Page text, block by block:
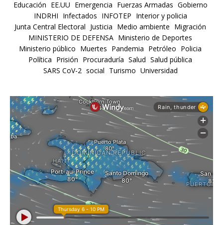
Educación EE.UU Emergencia Fuerzas Armadas Gobierno
INDRHI Infectados INFOTEP Interior y policia
Junta Central Electoral Justicia Medio ambiente Migración
MINISTERIO DE DEFENSA Ministerio de Deportes
Ministerio público Muertes Pandemia Petróleo Policia
Política Prisión Procuraduría Salud Salud pública
SARS CoV-2 social Turismo Universidad